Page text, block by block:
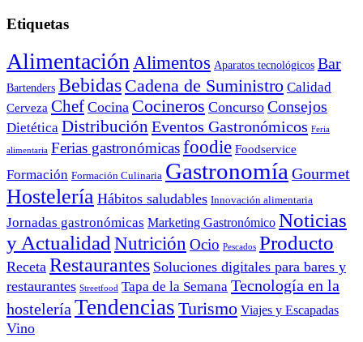
Etiquetas
Alimentación Alimentos Aparatos tecnológicos Bar
Bartenders Bebidas Cadena de Suministro Calidad
Cerveza Chef Cocina Cocineros Concurso Consejos
Dietética Distribución Eventos Gastronómicos Feria
alimentaria Ferias gastronómicasfoodie Foodservice
Formación Formación Culinaria Gastronomía Gourmet
Hostelería Hábitos saludables Innovación alimentaria
Jornadas gastronómicas Marketing Gastronómico Noticias
y Actualidad Nutrición Ocio Pescados Producto
Receta Restaurantes Soluciones digitales para bares y
restaurantes Streetfood Tapa de la Semana Tecnología en la
hostelería Tendencias Turismo Viajes y Escapadas
Vino